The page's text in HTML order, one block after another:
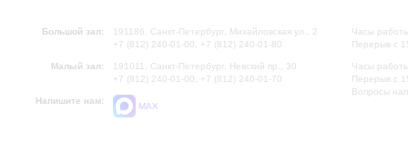
Большой зал:
191186, Санкт-Петербург, Михайловская ул., 2
+7 (812) 240-01-00, +7 (812) 240-01-80
Малый зал:
191011, Санкт-Петербург, Невский пр., 30
+7 (812) 240-01-00, +7 (812) 240-01-70
Напишите нам:
MAX
Часы
Перерыв с
Часы
Перерыв с
Вопросы